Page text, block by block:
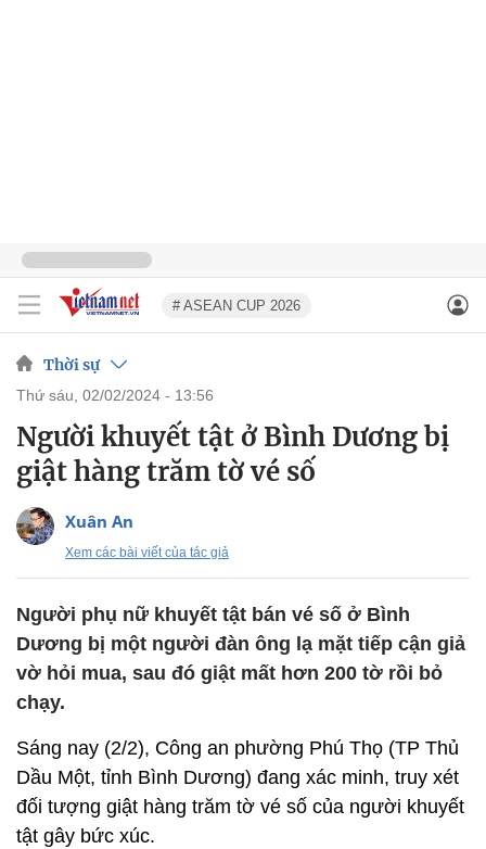
# ASEAN CUP 2026
Thời sự
thứ sáu, 02/02/2024 - 13:56
Người khuyết tật ở Bình Dương bị
giật hàng trăm tờ vé số
Xuân An
Xem các bài viết của tác giả
Người phụ nữ khuyết tật bán vé số ở Bình
Dương bị một người đàn ông lạ mặt tiếp cận giả
vờ hỏi mua, sau đó giật mất hơn 200 tờ rồi bỏ
chạy.
Sáng nay (2/2), Công an phường Phú Thọ (TP Thủ
Dầu Một, tỉnh Bình Dương) đang xác minh, truy xét
đối tượng giật hàng trăm tờ vé số của người khuyết
tật gây bức xúc.